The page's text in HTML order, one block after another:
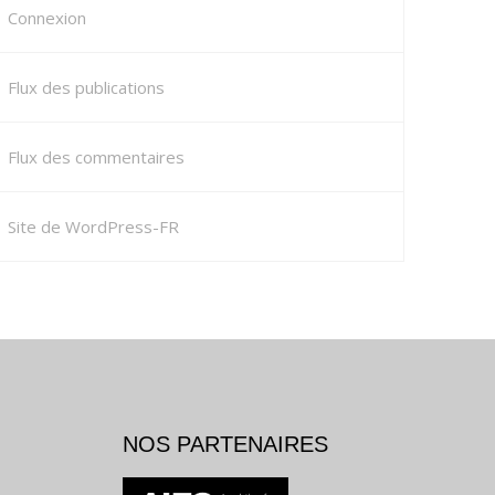
Connexion
Flux des publications
Flux des commentaires
Site de WordPress-FR
NOS PARTENAIRES